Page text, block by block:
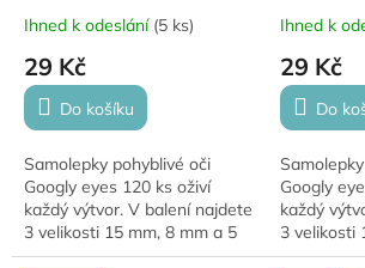
Ihned k odeslání (5 ks)
29 Kč
Do košíku
Samolepky pohyblivé oči
Googly eyes 120 ks oživí
každý výtvor. V balení najdete
3 velikosti 15 mm, 8 mm a 5
mm.
Ihned k
29 Kč
Do
Googly
každý
3 velikosti
mm.